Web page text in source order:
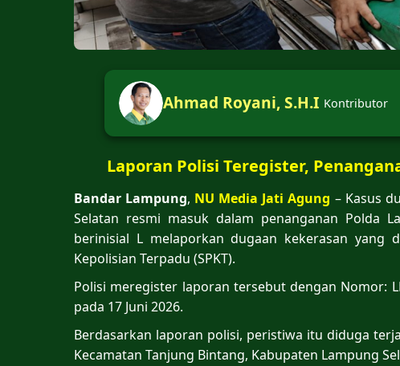
Ahmad Royani, S.H.I Kontributor
Laporan Polisi Teregister,
Bandar Lampung, NU Media Jati Agung – Kasus
Selatan resmi masuk dalam penanganan Polda
berinisial L melaporkan dugaan kekerasan yang
Kepolisian Terpadu (SPKT).
Polisi meregister laporan tersebut dengan Nomor:
pada 17 Juni 2026.
Berdasarkan laporan polisi, peristiwa itu diduga
Kecamatan Tanjung Bintang, Kabupaten Lampung